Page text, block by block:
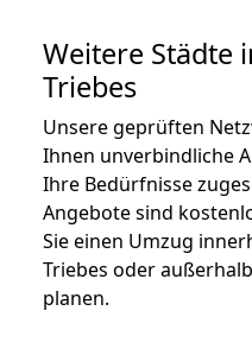
Weitere Städte
Triebes
Unsere geprüften
Ihnen unverbindliche
Ihre Bedürfnisse
Angebote sind
Sie einen Umzug
Triebes oder
planen.